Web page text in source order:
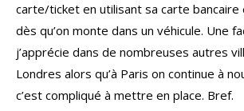
carte/ticket en utilisant sa carte bancaire
dès qu’on monte dans un véhicule. Une
j’apprécie dans de nombreuses autres
Londres alors qu’à Paris on continue à
c’est compliqué à mettre en place. Bref.